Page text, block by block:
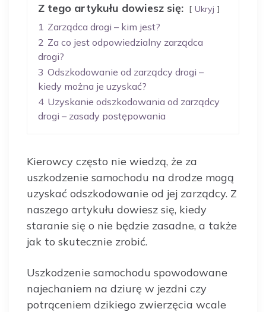
Z tego artykułu dowiesz się: Ukryj
1 Zarządca drogi – kim jest?
2 Za co jest odpowiedzialny zarządca
drogi?
3 Odszkodowanie od zarządcy drogi –
kiedy można je uzyskać?
4 Uzyskanie odszkodowania od zarządcy
drogi – zasady postępowania
Kierowcy często nie wiedzą, że za
uszkodzenie samochodu na drodze mogą
uzyskać odszkodowanie od jej zarządcy. Z
naszego artykułu dowiesz się, kiedy
staranie się o nie będzie zasadne, a także
jak to skutecznie zrobić.
Uszkodzenie samochodu spowodowane
najechaniem na dziurę w jezdni czy
potrąceniem dzikiego zwierzęcia wcale